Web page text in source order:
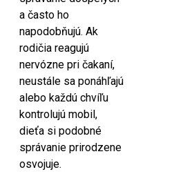
a často ho
napodobňujú. Ak
rodičia reagujú
nervózne pri čakaní,
neustále sa ponáhľajú
alebo každú chvíľu
kontrolujú mobil,
dieťa si podobné
správanie prirodzene
osvojuje.